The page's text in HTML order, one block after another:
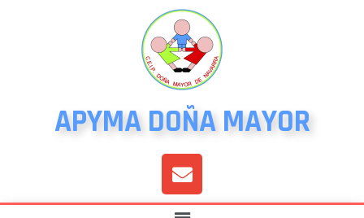
APYMA DOÑA MAYOR